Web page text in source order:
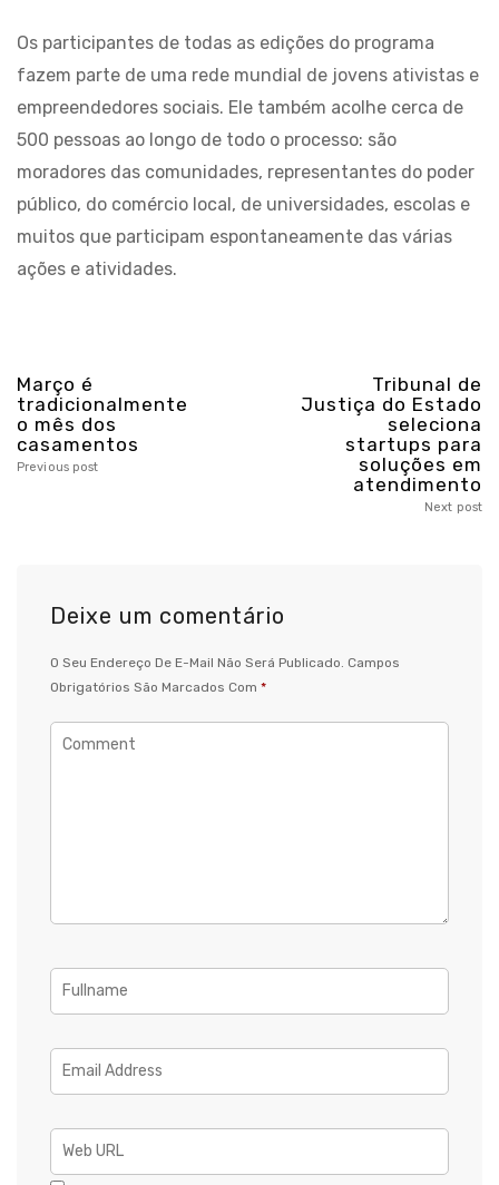
Os participantes de todas as edições do programa
fazem parte de uma rede mundial de jovens ativistas e
empreendedores sociais. Ele também acolhe cerca de
500 pessoas ao longo de todo o processo: são
moradores das comunidades, representantes do poder
público, do comércio local, de universidades, escolas e
muitos que participam espontaneamente das várias
ações e atividades.
Março é
tradicionalmente
o mês dos
casamentos
Previous post
Tribunal de
Justiça do Estado
seleciona
startups para
soluções em
atendimento
Next post
Deixe um comentário
O Seu Endereço De E-Mail Não Será Publicado. Campos
Obrigatórios São Marcados Com *